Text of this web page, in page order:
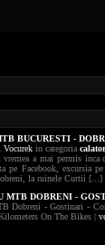
BUCURESTI -
Vocurekin categoria
a mai permis inca
pe Facebook, excursia
la ruinele Curtii [...]
MTB DOBRENI -
Dobreni - Gostinari -
On The Bikes |